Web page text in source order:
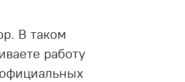
В таком
работу
официальных